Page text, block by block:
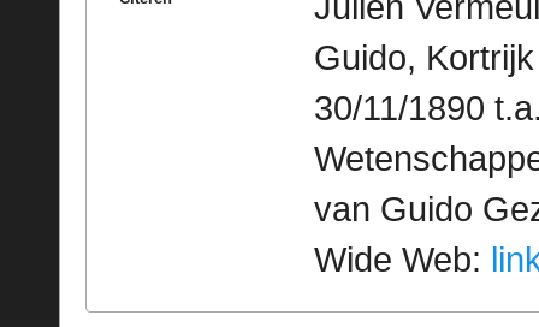
Guido,
30/11/1890
van Guido
Wide Web: